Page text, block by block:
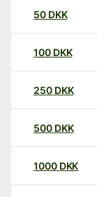
50 DKK
100 DKK
250 DKK
500 DKK
1000 DKK